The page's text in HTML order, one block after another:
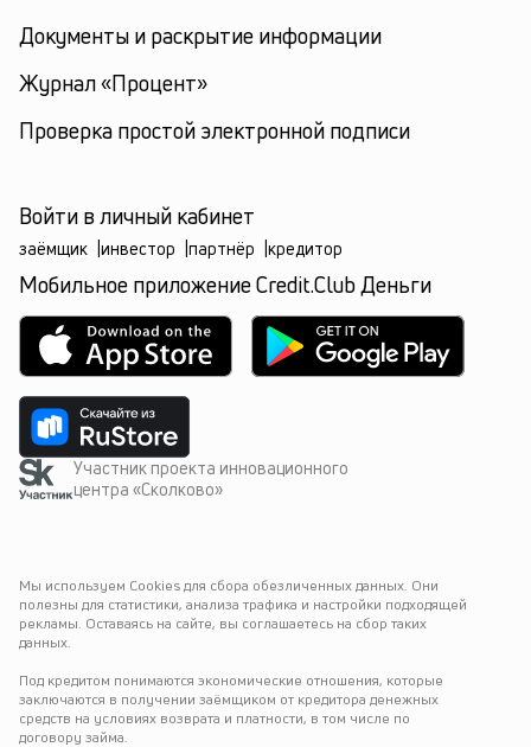
Документы и раскрытие информации
Журнал «Процент»
Проверка простой электронной подписи
Мы используем Cookies для сбора обезличенных данных. Они
полезны для статистики, анализа трафика и настройки подходящей
рекламы. Оставаясь на сайте, вы соглашаетесь на сбор таких
данных.
Под кредитом понимаются экономические отношения, которые
заключаются в получении заёмщиком от кредитора денежных
средств на условиях возврата и платности, в том числе по
договору займа.
Войти в личный кабинет
заёмщик инвестор партнёр кредитор
Мобильное приложение Credit.Club Деньги
Участник проекта инновационного
центра «Сколково»